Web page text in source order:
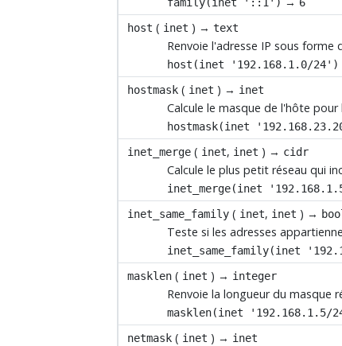
host ( inet ) →text
Renvoie l'adresse IP sous
host(inet '192.168.1.0/24')
hostmask ( inet ) → inet
Calcule le masque de l'hôte pour
hostmask(inet
inet_merge ( inet, inet ) → cidr
Calcule le plus petit réseau qui
inet_merge(inet
inet_same_family ( inet, inet ) →
Teste si les adresses
inet_same_family(inet
masklen ( inet ) → integer
Renvoie la longueur du masque
masklen(inet '192.168.1.5/
netmask ( inet ) → inet